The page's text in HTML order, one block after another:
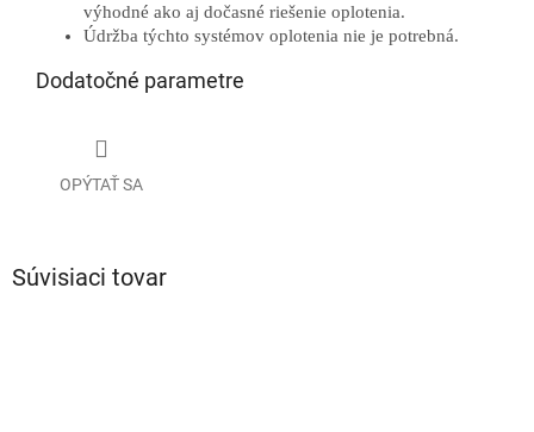
výhodné ako aj dočasné riešenie oplotenia.
Údržba týchto systémov oplotenia nie je potrebná.
Dodatočné parametre
OPÝTAŤ SA
Súvisiaci tovar